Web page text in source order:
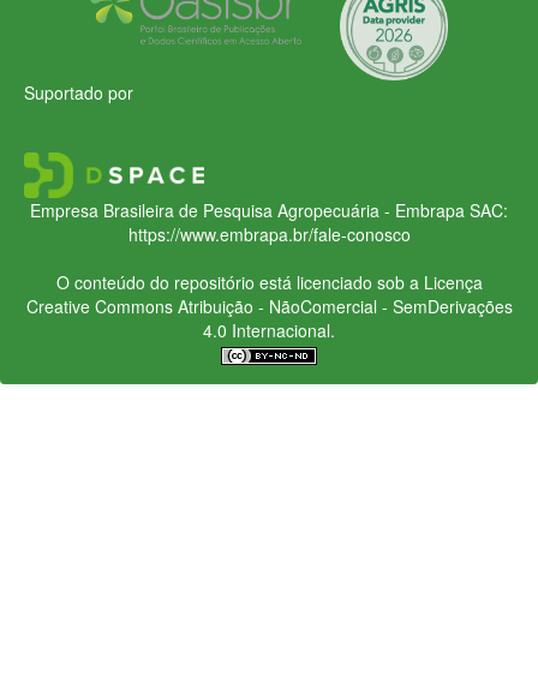
Suportado por
Empresa Brasileira de Pesquisa Agropecuária - Embrapa SAC:
https://www.embrapa.br/fale-conosco
O conteúdo do repositório está licenciado sob a Licença
Creative CommonsAtribuição - NãoComercial - SemDerivações
4.0 Internacional.